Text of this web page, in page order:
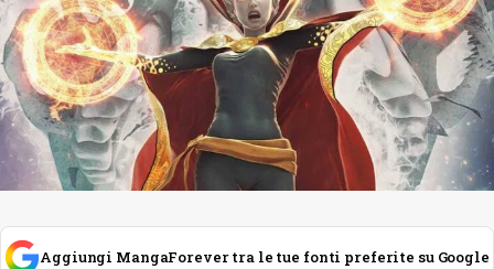
Aggiungi MangaForever tra le tue fonti preferite su Google